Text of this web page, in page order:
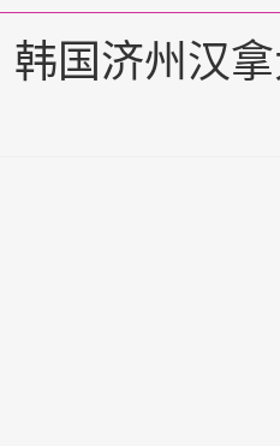
韩国济州汉